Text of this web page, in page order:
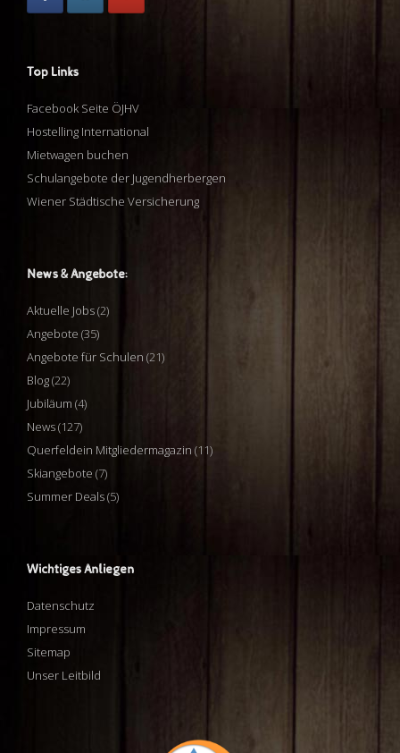
Top Links
Facebook Seite ÖJHV
Hostelling International
Mietwagen buchen
Schulangebote der Jugendherbergen
Wiener Städtische Versicherung
News & Angebote:
Aktuelle Jobs(2)
Angebote (35)
Angebote für Schulen (21)
Blog(22)
Jubiläum (4)
News(127)
Querfeldein Mitgliedermagazin (11)
Skiangebote (7)
Summer Deals(5)
Wichtiges Anliegen
Datenschutz
Impressum
Sitemap
Unser Leitbild